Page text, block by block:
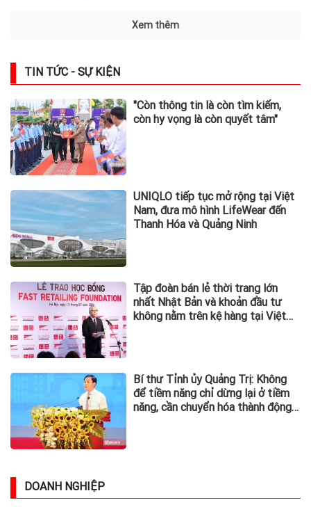
Xem thêm
TIN TỨC - SỰ KIỆN
"Còn thông tin là còn tìm kiếm,
còn hy vọng là còn quyết tâm"
UNIQLO tiếp tục mở rộng tại Việt
Nam, đưa mô hình LifeWear đến
Thanh Hóa và Quảng Ninh
Tập đoàn bán lẻ thời trang lớn
nhất Nhật Bản và khoản đầu tư
không nằm trên kệ hàng tại Việt
Bí thư Tỉnh ủy Quảng Trị: Không
để tiềm năng chỉ dừng lại ở tiềm
năng, cần chuyển hóa thành động
DOANH NGHIỆP